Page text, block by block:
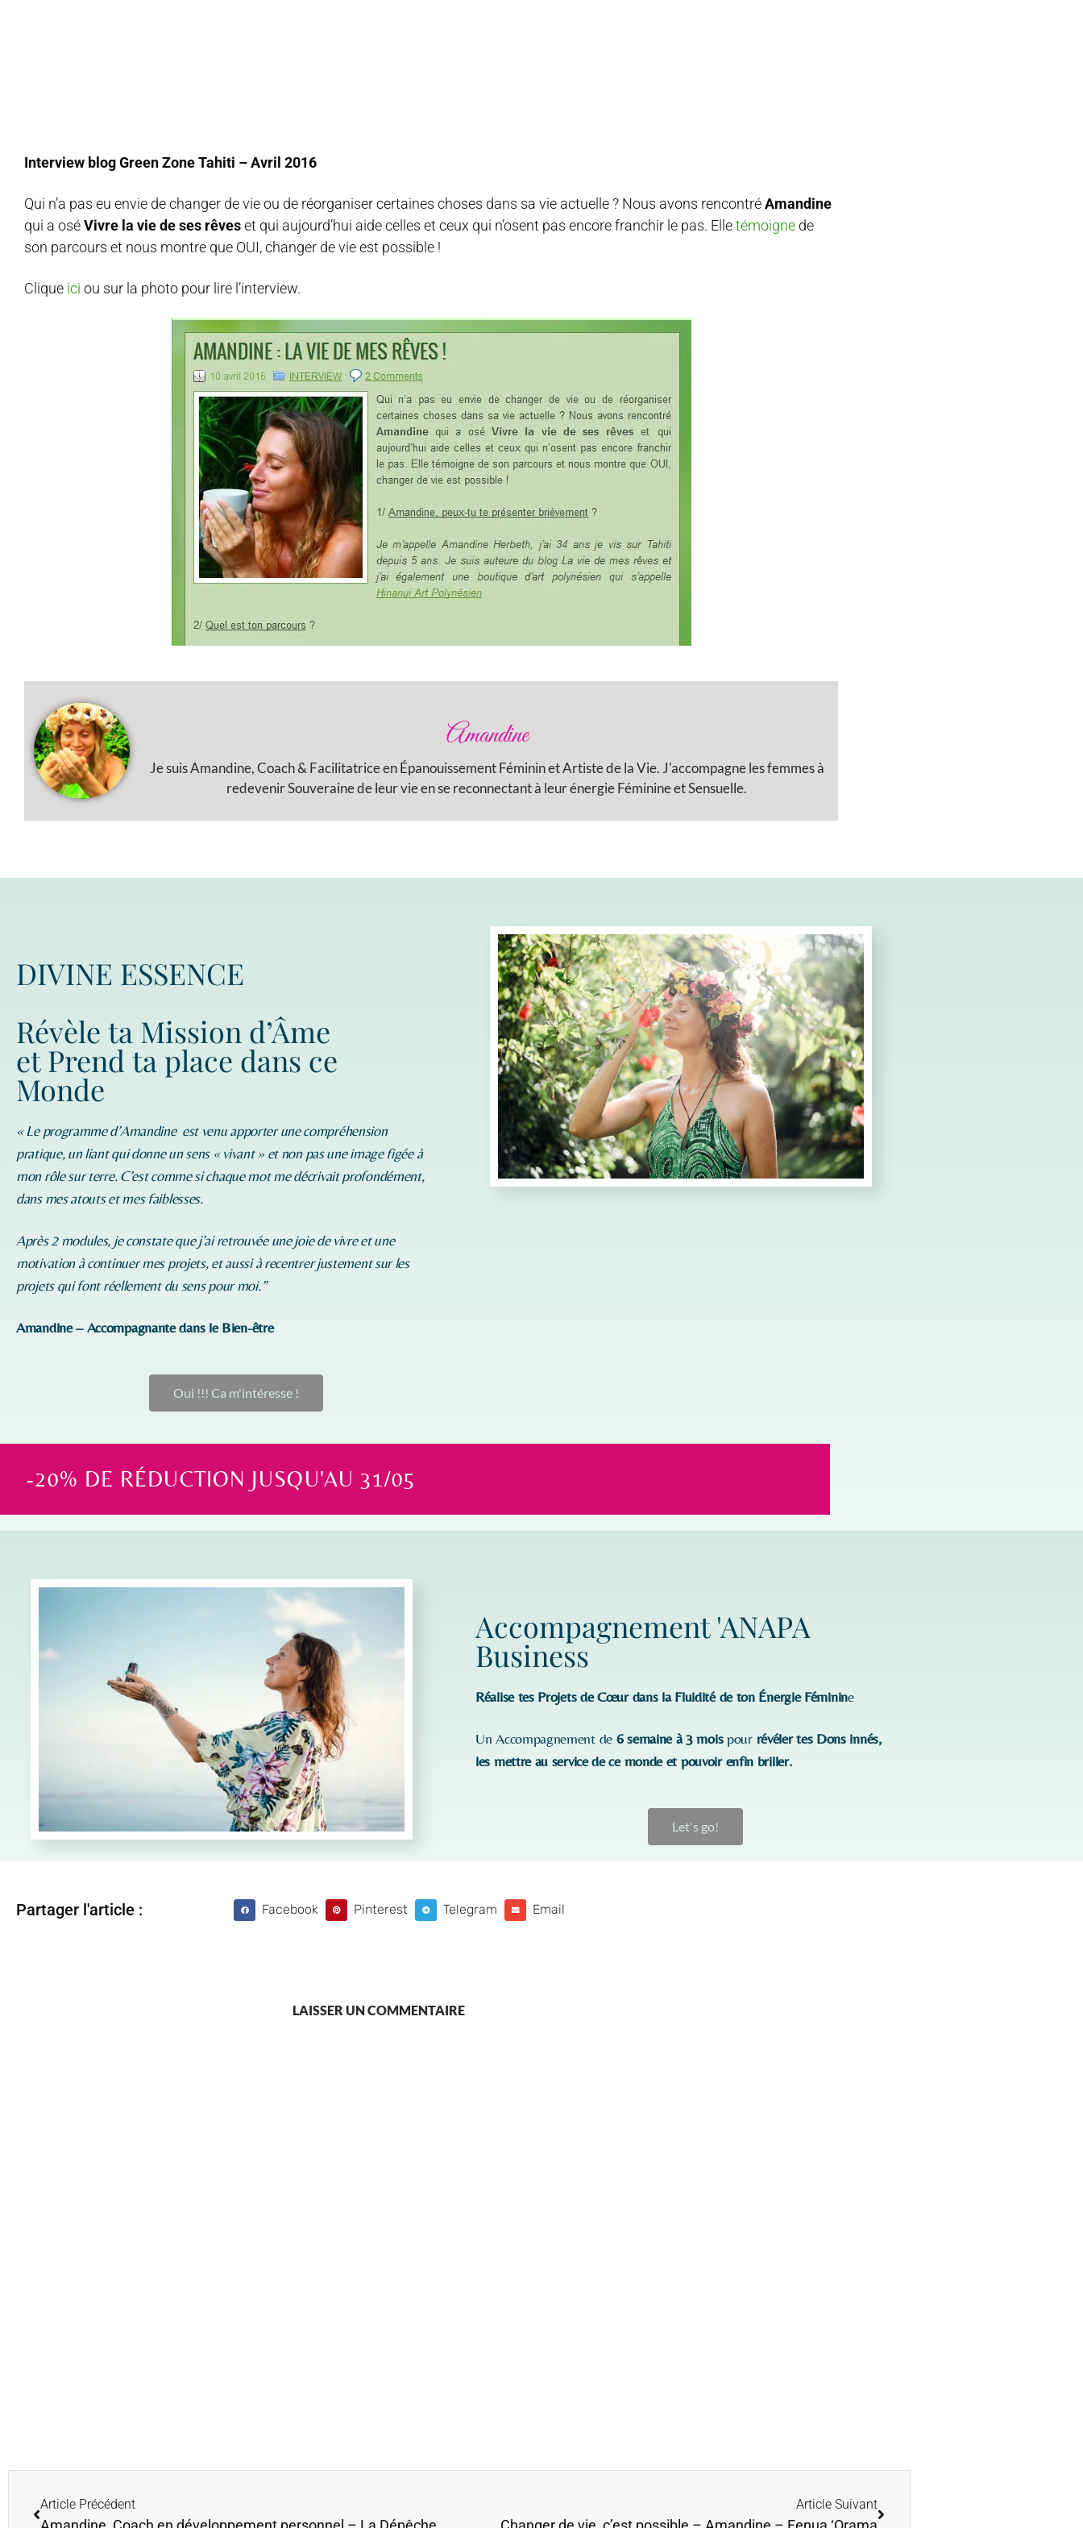
Interview blog Green Zone Tahiti – Avril 2016
Qui n’a pas eu envie de changer de vie ou de réorganiser certaines choses dans sa vie actuelle ? Nous avons rencontréAmandine
qui a oséVivre la vie de ses rêveset qui aujourd’hui aide celles et ceux qui n’osent pas encore franchir le pas. Elletémoigne de
son parcours et nous montre que OUI, changer de vie est possible !
Clique ici ou sur la photo pour lire l’interview.
Amandine
Je suis Amandine, Coach & Facilitatrice en Épanouissement Féminin et Artiste de la Vie. J'accompagne les femmes à
redevenir Souveraine de leur vie en se reconnectant à leur énergie Féminine et Sensuelle.
DIVINE ESSENCE
Révèle ta Mission d’Âme
et Prend ta place dans ce
Monde
« Le programme d’Amandineest venu apporter une compréhension
pratique, un liant qui donne un sens « vivant » et non pas une image figée à
mon rôle sur terre. C’est comme si chaque mot me décrivait profondément,
dans mes atouts et mes faiblesses.
Après 2 modules, je constate que j’ai retrouvée une joie de vivre et une
motivation à continuer mes projets, et aussi à recentrer justement sur les
projets qui font réellement du sens pour moi.”
Amandine – Accompagnante dans le Bien-être
Oui !!! Ca m'intéresse !
-20% DE RÉDUCTION JUSQU'AU 31/05
Accompagnement 'ANAPA
Business
Réalise tes Projets de Cœur dans la Fluidité de ton Énergie Féminine
Un Accompagnement de 6 semaine à 3 moispour révéler tes Dons innés,
les mettre au service de ce monde et pouvoir enfin briller.
Let's go!
Partager l'article : Facebook Pinterest Telegram Email
LAISSER UN COMMENTAIRE
Article Précédent Article Suivant